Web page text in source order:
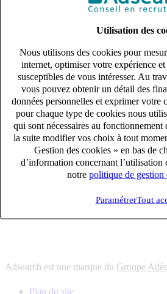
Utilisation des
Nous utilisons des cookies pour
internet, optimiser votre expérience
susceptibles de vous intéresser. Au
vous pouvez obtenir un détail des
données personnelles et exprimer votre
pour chaque type de cookies nous
qui sont nécessaires au fonctionnement
la suite modifier vos choix à tout
Gestion des cookies » en bas de
d’information concernant l’utilisation
notre politique de gestion
ParamétrerTout
s'adapter à vos besoin en recrutement
10 univers
connaître votre secteur et ses enjeux
12 bureaux en France
proximité avec nos clients et nos
6 solutions
s'adapter à vos besoin en recrutement
10 univers
connaître votre secteur et ses enjeux
proximité avec nos clients et nos
Adsearch est une marque du Groupe
Plan du site